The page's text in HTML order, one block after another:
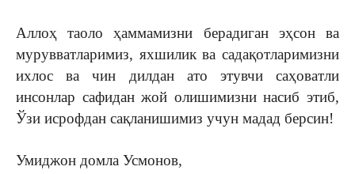
Аллоҳ таоло ҳаммамизни берадиган эҳсон ва
мурувватларимиз, яхшилик ва садақотларимизни
ихлос ва чин дилдан ато этувчи саҳоватли
инсонлар сафидан жой олишимизни насиб этиб,
Ўзи исрофдан сақланишимиз учун мадад берсин!
Умиджон домла Усмонов,